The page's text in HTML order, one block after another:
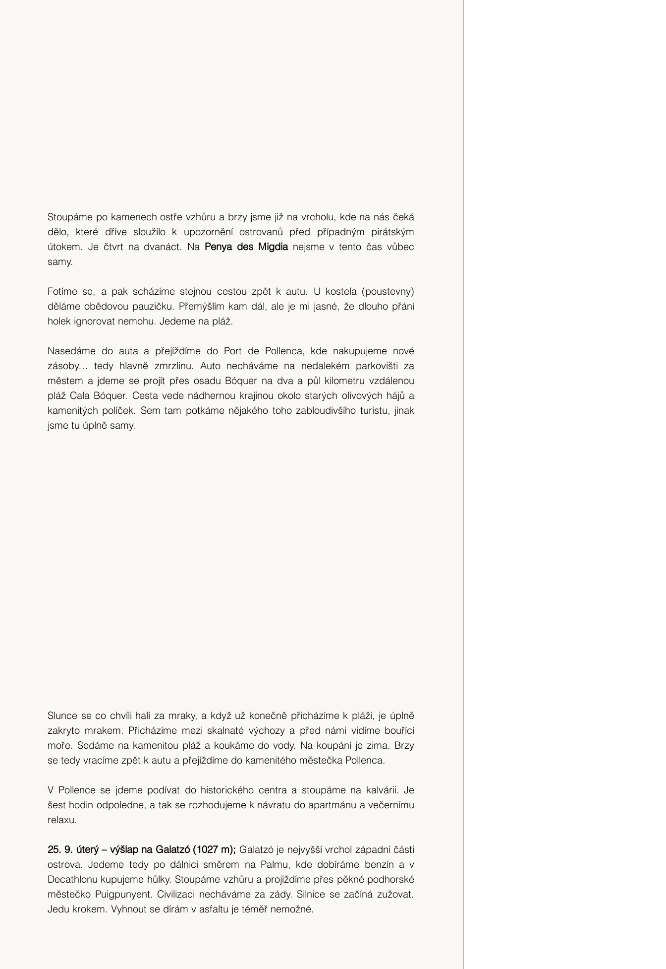
Stoupáme po kamenech ostře vzhůru a brzy jsme již na vrcholu, kde na nás čeká
dělo, které dříve sloužilo k upozornění ostrovanů před případným pirátským
útokem. Je čtvrt na dvanáct. Na Penya des Migdia nejsme v tento čas vůbec
samy.
Fotíme se, a pak scházíme stejnou cestou zpět k autu. U kostela (poustevny)
děláme obědovou pauzičku. Přemýšlím kam dál, ale je mi jasné, že dlouho přání
holek ignorovat nemohu. Jedeme na pláž.
Nasedáme do auta a přejíždíme do Port de Pollenca, kde nakupujeme nové
zásoby… tedy hlavně zmrzlinu. Auto necháváme na nedalekém parkovišti za
městem a jdeme se projít přes osadu Bóquer na dva a půl kilometru vzdálenou
pláž Cala Bóquer. Cesta vede nádhernou krajinou okolo starých olivových hájů a
kamenitých políček. Sem tam potkáme nějakého toho zabloudivšího turistu, jinak
jsme tu úplně samy.
Slunce se co chvíli halí za mraky, a když už konečně přicházíme k pláži, je úplně
zakryto mrakem. Přicházíme mezi skalnaté výchozy a před námi vidíme bouřící
moře. Sedáme na kamenitou pláž a koukáme do vody. Na koupání je zima. Brzy
se tedy vracíme zpět k autu a přejíždíme do kamenitého městečka Pollenca.
V Pollence se jdeme podívat do historického centra a stoupáme na kalvárii. Je
šest hodin odpoledne, a tak se rozhodujeme k návratu do apartmánu a večernímu
relaxu.
25. 9. úterý – výšlap na Galatzó (1027 m); Galatzó je nejvyšší vrchol západní části
ostrova. Jedeme tedy po dálnici směrem na Palmu, kde dobíráme benzín a v
Decathlonu kupujeme hůlky. Stoupáme vzhůru a projíždíme přes pěkné podhorské
městečko Puigpunyent. Civilizaci necháváme za zády. Silnice se začíná zužovat.
Jedu krokem. Vyhnout se dírám v asfaltu je téměř nemožné.